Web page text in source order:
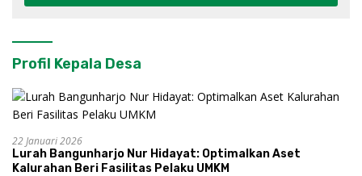
Profil Kepala Desa
22 Januari 2026
Lurah Bangunharjo Nur Hidayat: Optimalkan Aset
Kalurahan Beri Fasilitas Pelaku UMKM